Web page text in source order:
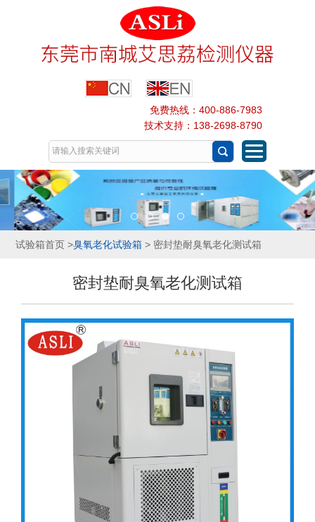
免费热线：400-886-7983
技术支持：138-2698-8790
试验箱首页>臭氧老化试验箱> 密封垫耐臭氧老化测试箱
密封垫耐臭氧老化测试箱